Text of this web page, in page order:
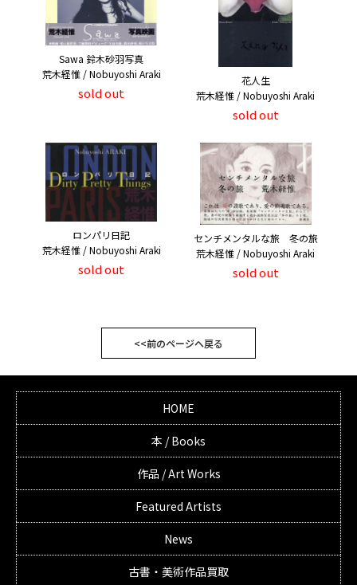
Sawa 鈴木砂羽写真
荒木経惟 / Nobuyoshi Araki
sold out
花人生
荒木経惟 / Nobuyoshi Araki
sold out
ロンパリ日記
荒木経惟 / Nobuyoshi Araki
sold out
センチメンタルな旅 冬の旅
荒木経惟 / Nobuyoshi Araki
sold out
<<前のページへ戻る
HOME
本 / Books
作品 / Art Works
Featured Artists
News
古書・美術作品買取